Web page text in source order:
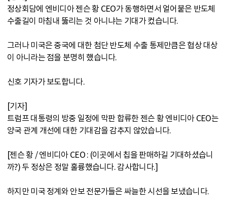
정상회담에 엔비디아 젠슨 황 CEO가 동행하면서 얼어붙은 반도체
수출길이 마침내 뚫리는 것 아니냐는 기대가 컸습니다.
그러나 미국은 중국에 대한 첨단 반도체 수출 통제만큼은 협상 대상
이 아니라는 점을 분명히 했습니다.
신호 기자가 보도합니다.
[기자]
트럼프 대통령의 방중 일정에 막판 합류한 젠슨 황 엔비디아 CEO는
양국 관계 개선에 대한 기대감을 감추지 않았습니다.
[젠슨 황 / 엔비디아 CEO : (이곳에서 칩을 판매하길 기대하셨습니
까?) 두 정상은 정말 훌륭했습니다. 감사합니다.]
하지만 미국 정계와 안보 전문가들은 싸늘한 시선을 보냈습니다.